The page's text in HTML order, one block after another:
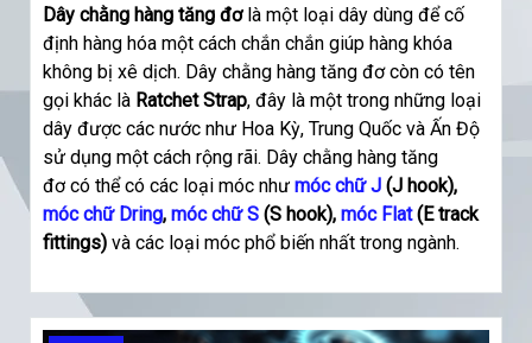
Dây chằng hàng tăng đơlà một loại dây dùng để cố
định hàng hóa một cách chắn chắn giúp hàng khóa
không bị xê dịch. Dây chằng hàng tăng đơ còn có tên
gọi khác là Ratchet Strap, đây là một trong những loại
dây được các nước như Hoa Kỳ, Trung Quốc và Ấn Độ
sử dụng một cách rộng rãi. Dây chằng hàng tăng
đơ có thể có các loại móc như móc chữ J (J hook),
móc chữ Dring, móc chữ S (S hook), móc Flat(E track
fittings) và các loại móc phổ biến nhất trong ngành.